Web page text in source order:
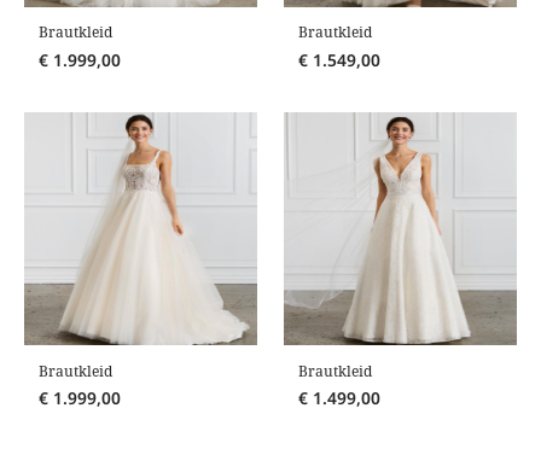
Brautkleid
€ 1.999,00
Brautkleid
€ 1.549,00
Brautkleid
€ 1.999,00
Brautkleid
€ 1.499,00